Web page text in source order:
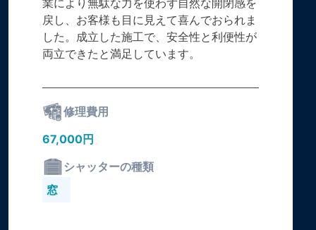
業により無駄な力を使わず自然な開閉感を
戻し、お客様も目に見えて喜んでおられま
した。成立した施工で、安全性と利便性が
両立できたと満足しています。
修理費用
67,000円
シャッターの種類
窓